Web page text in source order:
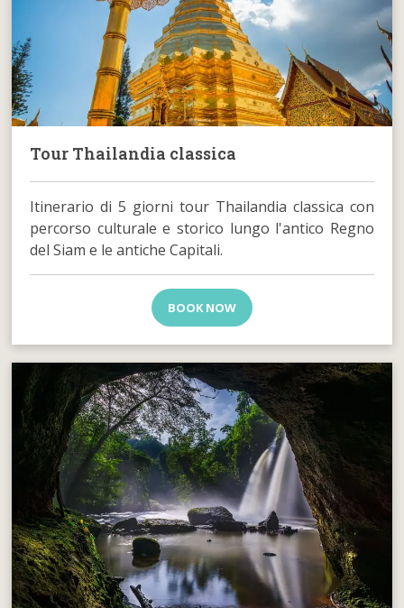
Tour Thailandia classica
Itinerario di 5 giorni tour Thailandia classica con
percorso culturale e storico lungo l'antico Regno
del Siam e le antiche Capitali.
BOOK NOW